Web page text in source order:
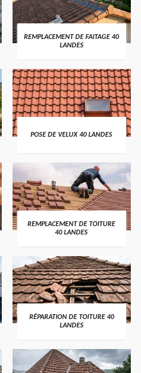
REMPLACEMENT DE FAITAGE 40
LANDES
POSE DE VELUX 40 LANDES
REMPLACEMENT DE TOITURE
40 LANDES
RÉPARATION DE TOITURE 40
LANDES